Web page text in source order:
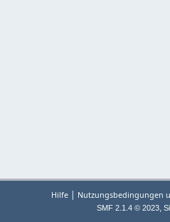
Hilfe | Nutzungsbedingungen
SMF 2.1.4 © 2023,